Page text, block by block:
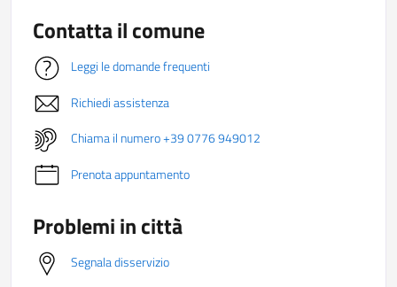
Contatta il comune
Leggi le domande frequenti
Richiedi assistenza
Chiama il numero +39 0776 949012
Prenota appuntamento
Problemi in città
Segnala disservizio